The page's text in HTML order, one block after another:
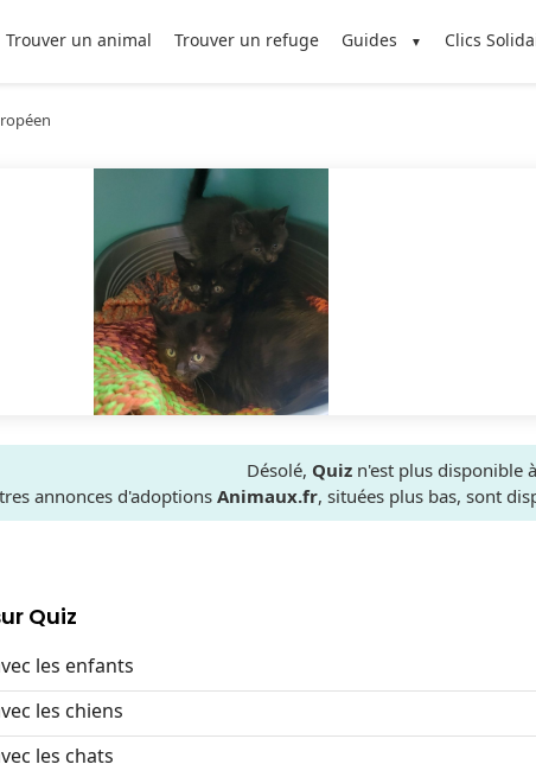
Trouver un animal Trouver un refuge Guides Clics
Désolé, Quizn'est plus disponible
annonces d'adoptionsAnimaux.fr, situées plus bas, sont
Quiz
les enfants
les chiens
les chats